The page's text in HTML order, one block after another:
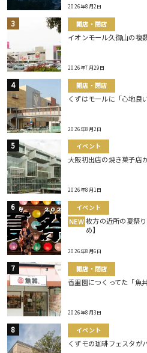
2026年8月2日
開店・閉店
イオンモール久御山の複
2026年7月29日
開店・閉店
くずはモールに「心地良
2026年8月2日
イベント
大阪初出店の焼き菓子店
2026年8月1日
イベント
NEW 枚方の近所の夏祭
め】
2026年8月6日
開店・閉店
香里園につくってた「魚
2026年8月3日
イベント
くずモの珈琲フェスタが